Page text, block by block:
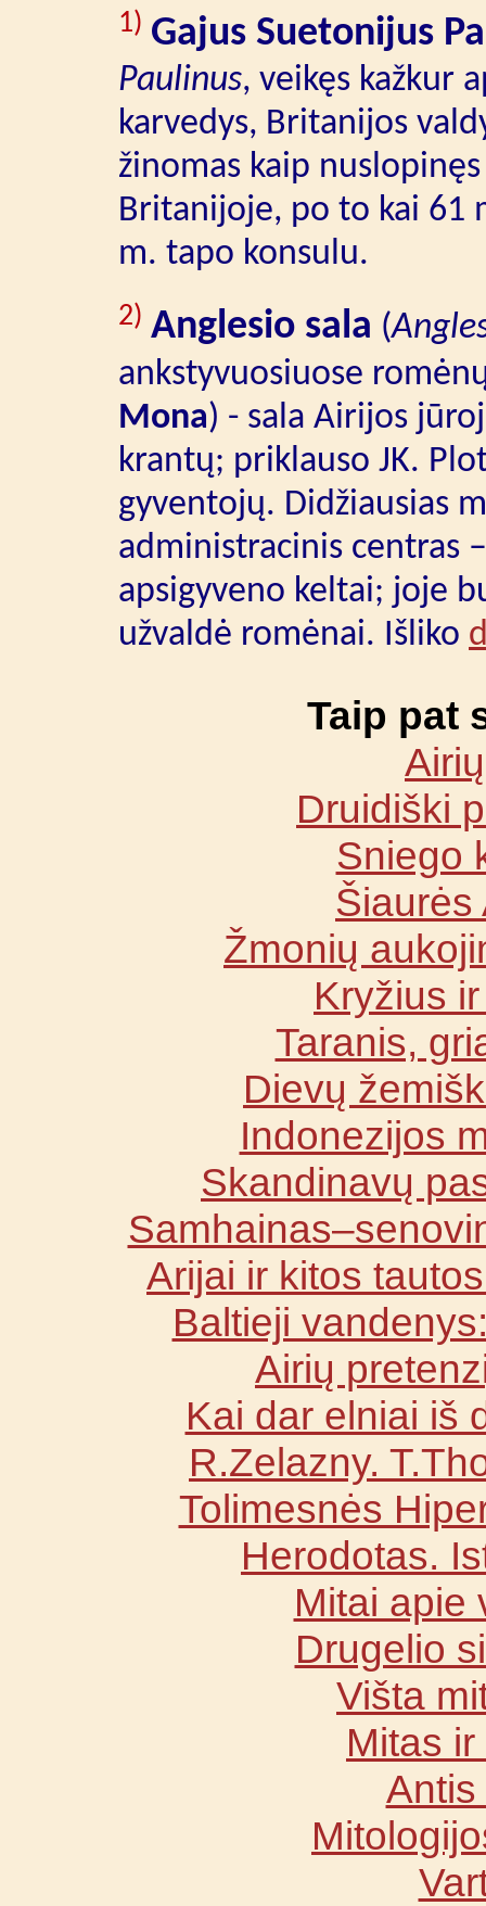
1) Gajus Suetonijus
Paulinus, veikęs kažkur
karvedys, Britanijos
žinomas kaip
Britanijoje, po to kai 61
m. tapo konsulu.
2) Anglesio sala (
ankstyvuosiuose
Mona) - sala Airijos
krantų; priklauso JK.
gyventojų. Didžiausias
administracinis centras
apsigyveno keltai; joje
užvaldė romėnai. Išliko
Taip pat
Druidiški
Sniego
Šiaurės
Žmonių
Kryžius
Taranis,
Dievų
Indonezijos
Skandinavų
Arijai ir kitos
Baltieji
Airių
Kai dar elniai iš
R.Zelazny.
Tolimesnės
Herodotas.
Mitai apie
Drugelio
Višta
Mitas